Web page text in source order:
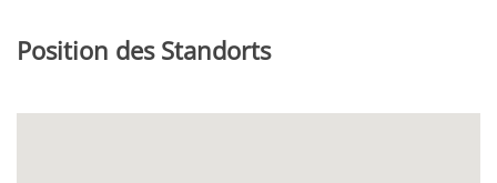
Position des Standorts